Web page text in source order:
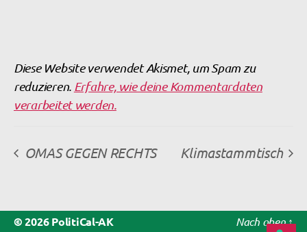
Diese Website verwendet Akismet, um Spam zu
reduzieren. Erfahre, wie deine Kommentardaten
verarbeitet werden.
OMAS GEGEN RECHTS Klimastammtisch
© 2026PolitiCal-AK Nach oben↑